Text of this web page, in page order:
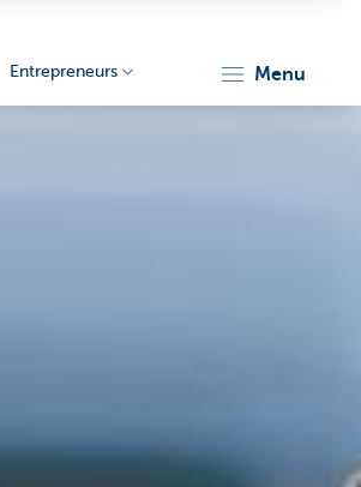
Entrepreneurs menu